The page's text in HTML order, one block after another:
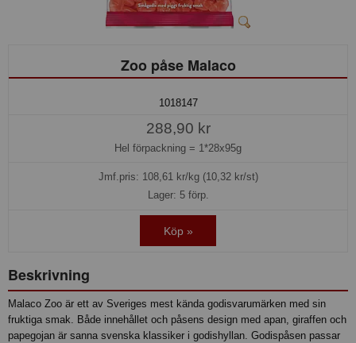
Zoo påse Malaco
1018147
288,90 kr
Hel förpackning = 1*28x95g
Jmf.pris: 108,61kr/kg (10,32 kr/st)
Lager: 5 förp.
Köp »
Beskrivning
Malaco Zoo är ett av Sveriges mest kända godisvarumärken med sin
fruktiga smak. Både innehållet och påsens design med apan, giraffen och
papegojan är sanna svenska klassiker i godishyllan. Godispåsen passar